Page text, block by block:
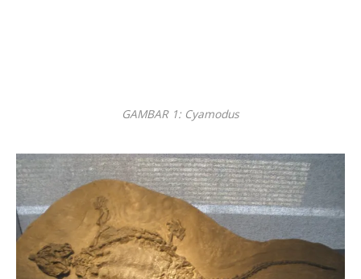
GAMBAR 1: Cyamodus